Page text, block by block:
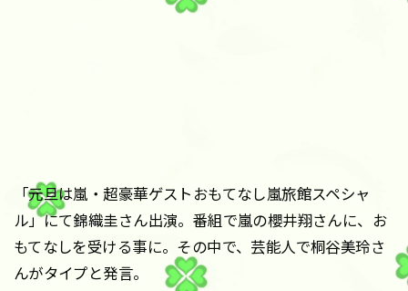
「元旦は嵐・超豪華ゲストおもてなし嵐旅館スペシャ
ル」にて錦織圭さん出演。番組で嵐の櫻井翔さんに、お
もてなしを受ける事に。その中で、芸能人で桐谷美玲さ
んがタイプと発言。